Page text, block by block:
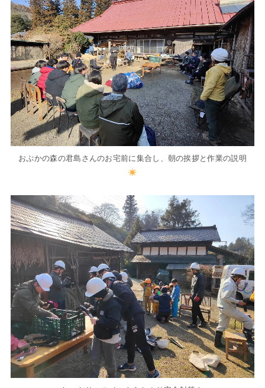
おぷかの森の君島さんのお宅前に集合し、朝の挨拶と作業の説明